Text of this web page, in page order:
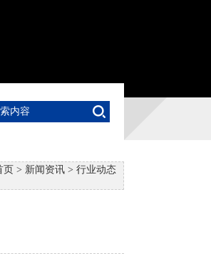
页 > 新闻资讯 > 行业动态